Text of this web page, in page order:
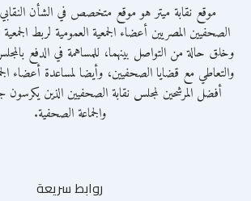
موقع نقابة ميتر هو موقع متخصص في الشأن
الصحفيين المصريين أعضاء الجمعية العمومية لربط الجمعية
وخلق حالة من التواصل بينهما، للمساهمة في الدفع
والتعاطي مع قضايا الصحفيين، وأيضا لمساعدة أعضاء
أفضل المرشحين لمجلس نقابة الصحفيين الذين يكرسون
والجماعة الصحفية.
روابط سريعة